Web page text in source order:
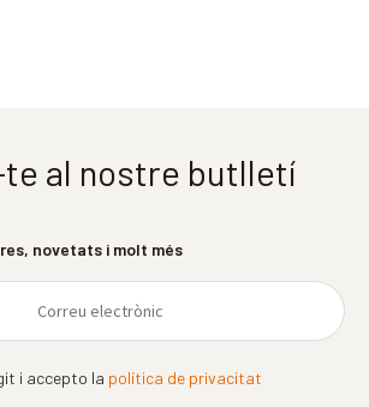
al nostre butlletí
novetats i molt més
i accepto la política de privacitat